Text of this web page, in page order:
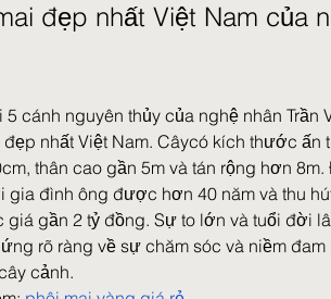
đẹp nhất Việt Nam của
5 cánh nguyên thủy của nghệ nhân Trần
đẹp nhất Việt Nam. Câycó kích thước
thân cao gần 5m và tán rộng hơn
gia đình ông được hơn 40 năm và thu
giá gần 2 tỷ đồng. Sự to lớn và tuổi đời
rõ ràng về sự chăm sóc và niềm đam
cảnh.